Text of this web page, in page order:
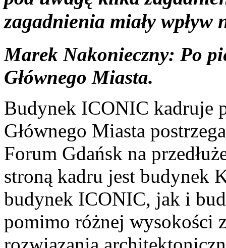
zagadnienia miały
Marek Nakonieczny: Po
Głównego Miasta.
Budynek ICONIC kadruje
Głównego Miasta
Forum Gdańsk na
stroną kadru jest budynek
budynek ICONIC, jak i
pomimo różnej wysokości